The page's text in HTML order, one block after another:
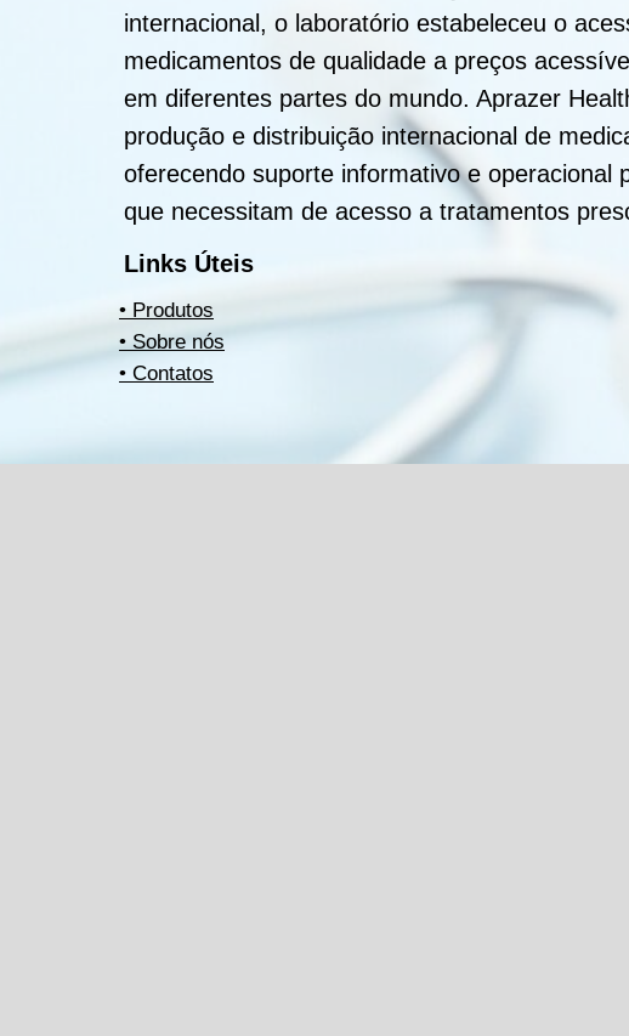
• Sobre nós
• Produtos
internacional, o laboratório estabeleceu o
medicamentos de qualidade a preços
em diferentes partes do mundo. Aprazer
produção e distribuição internacional de
oferecendo suporte informativo e operacional
que necessitam de acesso a tratamentos
Links Úteis
• Contatos